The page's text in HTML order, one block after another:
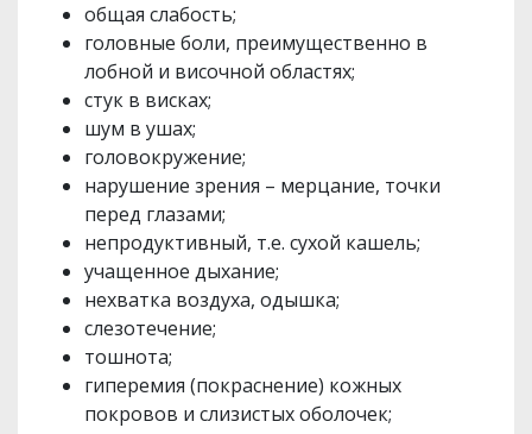
общая слабость;
головные боли, преимущественно в
лобной и височной областях;
стук в висках;
шум в ушах;
головокружение;
нарушение зрения – мерцание, точки
перед глазами;
непродуктивный, т.е. сухой кашель;
учащенное дыхание;
нехватка воздуха, одышка;
слезотечение;
тошнота;
гиперемия (покраснение) кожных
покровов и слизистых оболочек;